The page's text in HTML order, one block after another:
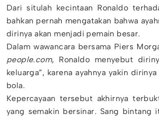
Dari situlah kecintaan Ronaldo
bahkan pernah mengatakan bahwa
dirinya akan menjadi pemain besar.
Dalam wawancara bersama Piers
people.com, Ronaldo menyebut
keluarga”, karena ayahnya yakin
bola.
Kepercayaan tersebut akhirnya
yang semakin bersinar. Sang